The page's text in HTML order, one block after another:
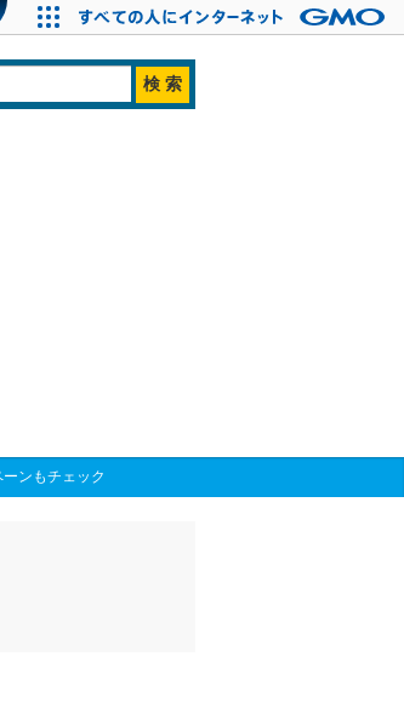
ンもチェック